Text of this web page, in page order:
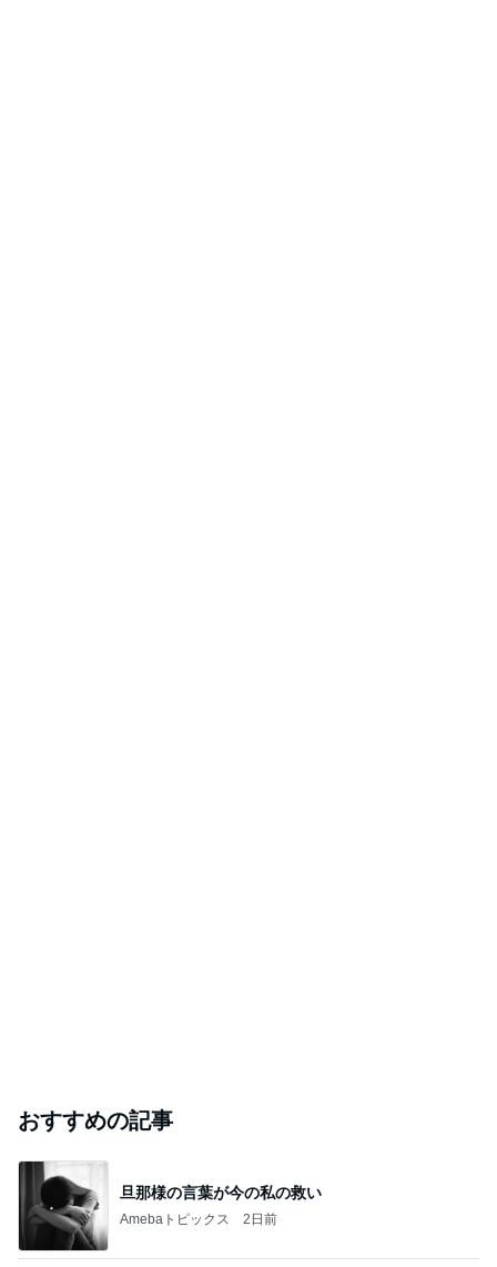
おすすめの記事
旦那様の言葉が今の私の救い
Amebaトピックス 2日前